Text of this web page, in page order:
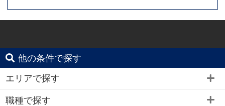
他の条件で探す
エリアで探す
職種で探す